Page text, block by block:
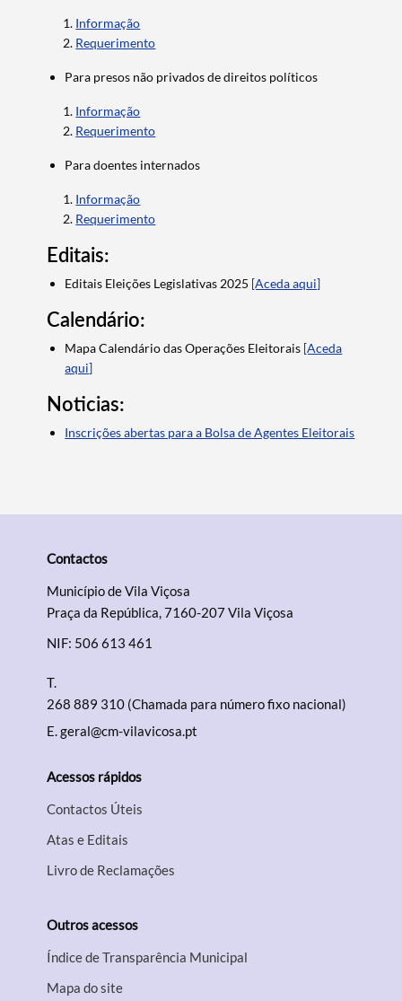
Termo de Pesquisa
Informação
Requerimento
Para presos não privados de direitos políticos
Informação
Requerimento
Para doentes internados
Informação
Requerimento
Editais:
Editais Eleições Legislativas 2025 [Aceda aqui]
Calendário:
Mapa Calendário das Operações Eleitorais [Aceda
aqui]
Noticias:
Inscrições abertas para a Bolsa de Agentes Eleitorais
Contactos
Município de Vila Viçosa
Praça da República, 7160-207 Vila Viçosa
NIF: 506 613 461
T.
268 889 310 (Chamada para número fixo nacional)
E.geral@cm-vilavicosa.pt
Acessos rápidos
Contactos Úteis
Atas e Editais
Livro de Reclamações
Outros acessos
Índice de Transparência Municipal
Mapa do site